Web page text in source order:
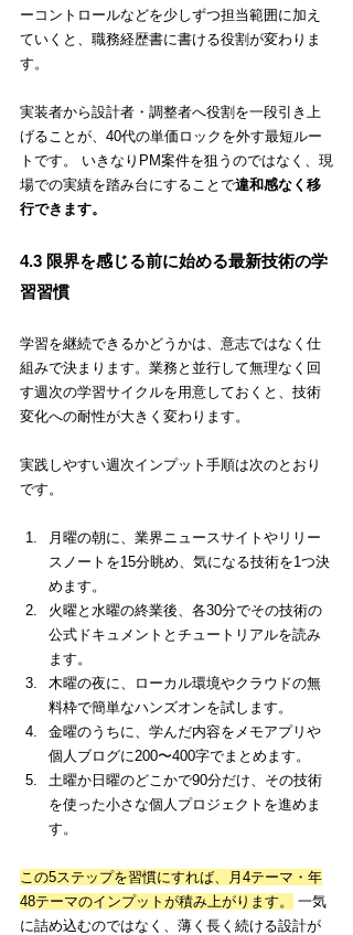
ーコントロールなどを少しずつ担当範囲に加え
ていくと、職務経歴書に書ける役割が変わりま
す。
実装者から設計者・調整者へ役割を一段引き上
げることが、40代の単価ロックを外す最短ルー
トです。 いきなりPM案件を狙うのではなく、現
場での実績を踏み台にすることで違和感なく移
行できます。
4.3 限界を感じる前に始める最新技術の学
習習慣
学習を継続できるかどうかは、意志ではなく仕
組みで決まります。業務と並行して無理なく回
す週次の学習サイクルを用意しておくと、技術
変化への耐性が大きく変わります。
実践しやすい週次インプット手順は次のとおり
です。
月曜の朝に、業界ニュースサイトやリリー
スノートを15分眺め、気になる技術を1つ決
めます。
火曜と水曜の終業後、各30分でその技術の
公式ドキュメントとチュートリアルを読み
ます。
木曜の夜に、ローカル環境やクラウドの無
料枠で簡単なハンズオンを試します。
金曜のうちに、学んだ内容をメモアプリや
個人ブログに200〜400字でまとめます。
土曜か日曜のどこかで90分だけ、その技術
を使った小さな個人プロジェクトを進めま
す。
この5ステップを習慣にすれば、月4テーマ・年
48テーマのインプットが積み上がります。
一気
に詰め込むのではなく、薄く長く続ける設計が